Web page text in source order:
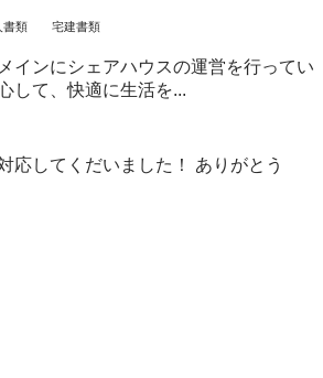
書類 宅建書類
インにシェアハウスの運営を行ってい
して、快適に生活を...
応してくだいました！ ありがとう